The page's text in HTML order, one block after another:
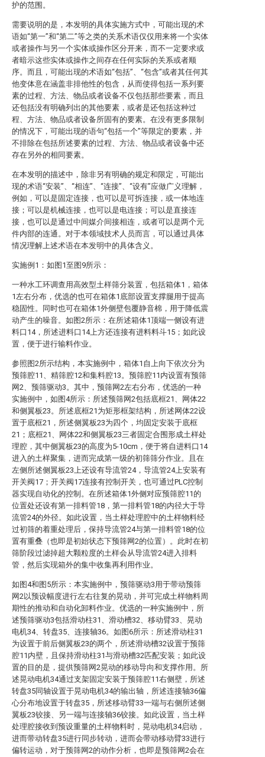
护的范围。
需要说明的是，本发明的具体实施方式中，可能出现的术
语如“第一”和“第二”等之类的关系术语仅仅用来将一个实体
或者操作与另一个实体或操作区分开来，而不一定要求或
者暗示这些实体或操作之间存在任何实际的关系或者顺
序。而且，可能出现的术语如“包括”、“包含”或者其任何其
他变体意在涵盖非排他性的包含，从而使得包括一系列要
素的过程、方法、物品或者设备不仅包括那些要素，而且
还包括没有明确列出的其他要素，或者是还包括这种过
程、方法、物品或者设备所固有的要素。在没有更多限制
的情况下，可能出现的语句“包括一个”等限定的要素，并
不排除在包括所述要素的过程、方法、物品或者设备中还
存在另外的相同要素。
在本发明的描述中，除非另有明确的规定和限定，可能出
现的术语“安装”、“相连”、“连接”、“设有”应做广义理解，
例如，可以是固定连接，也可以是可拆连接，或一体地连
接；可以是机械连接，也可以是电连接；可以是直接连
接，也可以是通过中间媒介间接相连，或者可以是两个元
件内部的连通。对于本领域技术人员而言，可以通过具体
情况理解上述术语在本发明中的具体含义。
实施例1：如图1至图9所示：
一种水工环调查用高效型土样筛分装置，包括箱体1，箱体
1左右分布，优选的也可在箱体1底部设置支撑腿用于提高
稳固性。同时也可在箱体1外侧壁包覆静音棉，用于降低震
动产生的噪音。如图2所示：在所述箱体1顶端一侧设有进
料口14，所述进料口14上方还连接有进料料斗15；如此设
置，便于进行输料作业。
参照图2所示结构，本实施例中，箱体1自上向下依次分为
预筛腔11、精筛腔12和集料腔13。预筛腔11内设置有预筛
网2、预筛驱动3。其中，预筛网2左右分布，优选的一种
实施例中，如图4所示：所述预筛网2包括底框21、网体22
和侧翼板23。所述底框21为矩形框架结构，所述网体22设
置于底框21，所述侧翼板23为四个，均固定安装于底框
21；底框21、网体22和侧翼板23三者固定合围形成土样处
理腔，其中侧翼板23的高度为5-10cm，便于将自进料口14
进入的土样聚集，进而完成第一级的初筛筛分作业。且在
左侧所述侧翼板23上还设有导流管24，导流管24上安装有
开关阀17；开关阀17连接有控制开关，也可通过PLC控制
器实现自动化的控制。在所述箱体1外侧对应预筛腔11的
位置处还设有第一排料管18，第一排料管18的内径大于导
流管24的外径。如此设置，当土样处理腔中的土样物料经
过初筛的着重处理后，保持导流管24与第一排料管18的位
置有重叠（也即是初始状态下预筛网2的位置）。此时在初
筛阶段过滤掉超大颗粒度的土样会从导流管24进入排料
管，然后实现箱外的集中收集再利用作业。
如图4和图5所示：本实施例中，预筛驱动3用于带动预筛
网2以预设幅度进行左右往复的晃动，并可完成土样物料周
期性的推动和自动化卸料作业。优选的一种实施例中，所
述预筛驱动3包括滑动柱31、滑动槽32、移动臂33、晃动
电机34、转盘35、连接轴36。如图6所示：所述滑动柱31
为设置于前后侧翼板23的两个，所述滑动槽32设置于预筛
腔11内壁，且保持滑动柱31与滑动槽32匹配安装；如此设
置的目的是，提供预筛网2晃动的移动导向和支撑作用。所
述晃动电机34通过支架固定安装于预筛腔11右侧壁，所述
转盘35同轴设置于晃动电机34的输出轴，所述连接轴36偏
心分布地设置于转盘35，所述移动臂33一端与右侧所述侧
翼板23铰接、另一端与连接轴36铰接。如此设置，当土样
处理腔接收到预设重量的土样物料时，晃动电机34启动，
进而带动转盘35进行同步转动，进而会带动移动臂33进行
偏转运动，对于预筛网2的动作分析，也即是预筛网2会在